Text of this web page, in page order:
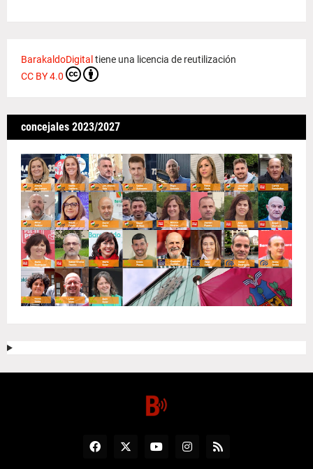
BarakaldoDigital tiene una licencia de reutilización
CC BY 4.0
concejales 2023/2027